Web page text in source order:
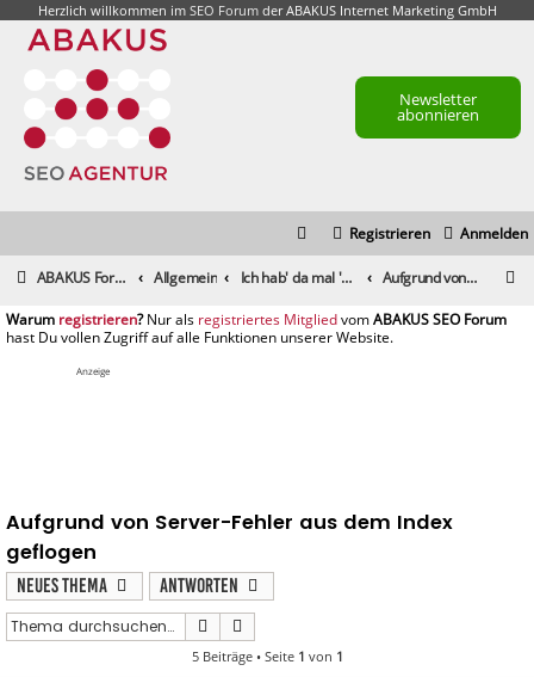
Herzlich willkommen im SEO Forumder ABAKUS Internet Marketing GmbH
Newsletter
abonnieren
Anmelden
Registrieren
ABAKUS Foren-Übersicht Allgemein Ich hab' da mal 'ne Frage Aufgrund von Server-Fehler aus dem Index geflogen
registrieren registriertes Mitglied
Anzeige
Aufgrund von Server-Fehler aus dem Index
geflogen
Neues Thema
Antworten
Suche
5 Beiträge • Seite 1 von 1